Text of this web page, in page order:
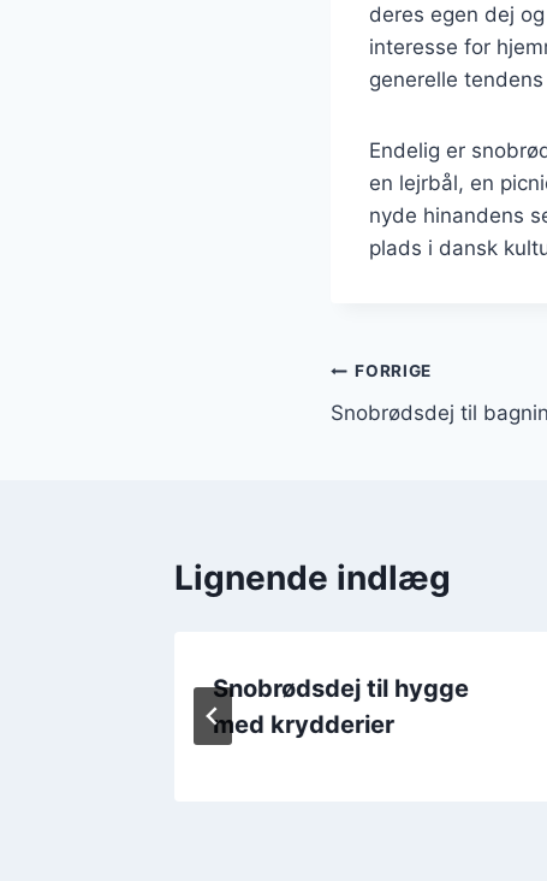
deres egen dej
interesse for
generelle
Endelig er
en lejrbål, en
nyde hinandens
plads i dansk
FORRIGE
Snobrødsdej til
Lignende indlæg
Snobrødsdej til hygge
med krydderier